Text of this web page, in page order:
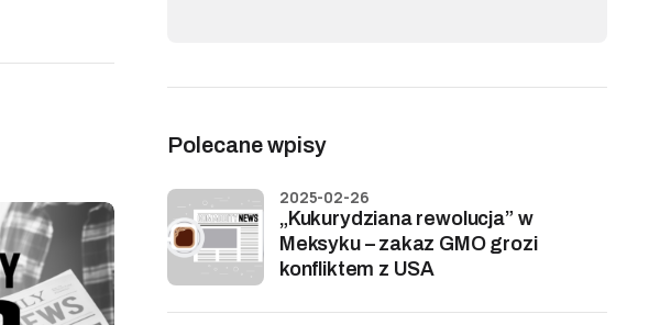
Polecane wpisy
„Kukurydziana rewolucja” w
Meksyku – zakaz GMO grozi
konfliktem z USA
2025-02-26